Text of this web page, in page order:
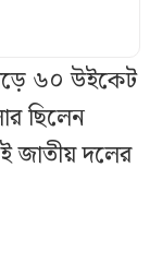
৬০ উইকেট
ছিলেন
জাতীয় দলের